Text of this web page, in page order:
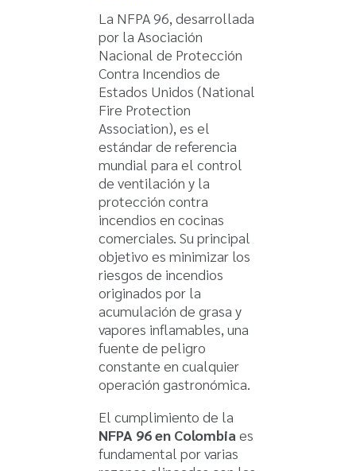
La NFPA 96, desarrollada
por la Asociación
Nacional de Protección
Contra Incendios de
Estados Unidos (National
Fire Protection
Association), es el
estándar de referencia
mundial para el control
de ventilación y la
protección contra
incendios en cocinas
comerciales. Su principal
objetivo es minimizar los
riesgos de incendios
originados por la
acumulación de grasa y
vapores inflamables, una
fuente de peligro
constante en cualquier
operación gastronómica.
El cumplimiento de la
NFPA 96 en Colombia es
fundamental por varias